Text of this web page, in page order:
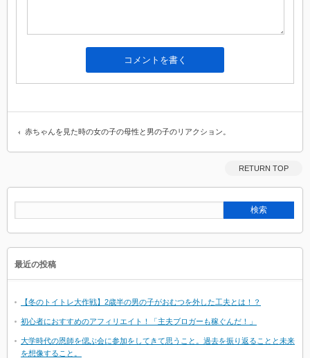
赤ちゃんを見た時の女の子の母性と男の子のリアクション。
RETURN TOP
最近の投稿
【冬のトイトレ大作戦】2歳半の男の子がおむつを外した工夫とは！？
初心者におすすめのアフィリエイト！「主夫ブロガーも稼ぐんだ！」
大学時代の恩師を偲ぶ会に参加をしてきて思うこと。過去を振り返ることと未来
を想像すること。